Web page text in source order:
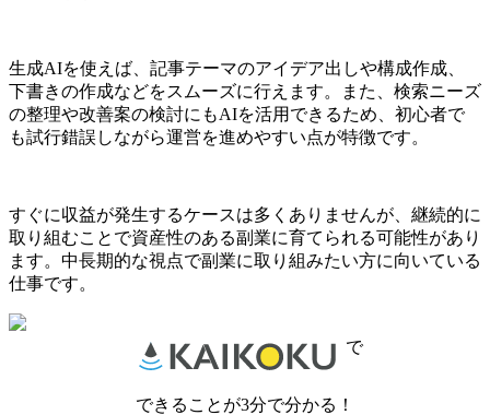
生成AIを使えば、記事テーマのアイデア出しや構成作成、
下書きの作成などをスムーズに行えます。また、検索ニーズ
の整理や改善案の検討にもAIを活用できるため、初心者で
も試行錯誤しながら運営を進めやすい点が特徴です。
すぐに収益が発生するケースは多くありませんが、継続的に
取り組むことで資産性のある副業に育てられる可能性があり
ます。中長期的な視点で副業に取り組みたい方に向いている
仕事です。
で
できることが3分で分かる！